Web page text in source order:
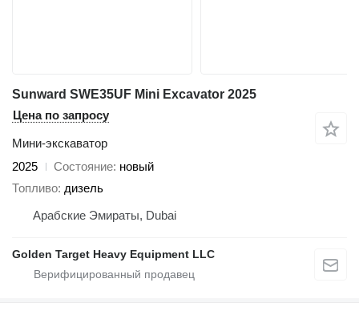
Sunward SWE35UF Mini Excavator 2025
Цена по запросу
Мини-экскаватор
2025
Состояние новый
Топливо дизель
Арабские Эмираты, Dubai
Golden Target Heavy Equipment LLC